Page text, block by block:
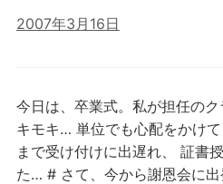
2007年3月16日
今日は、卒業式。私が担任の
キモキ… 単位でも心配をかけ
まで受け付けに出遅れ、 証書
た… # さて、今から謝恩会に